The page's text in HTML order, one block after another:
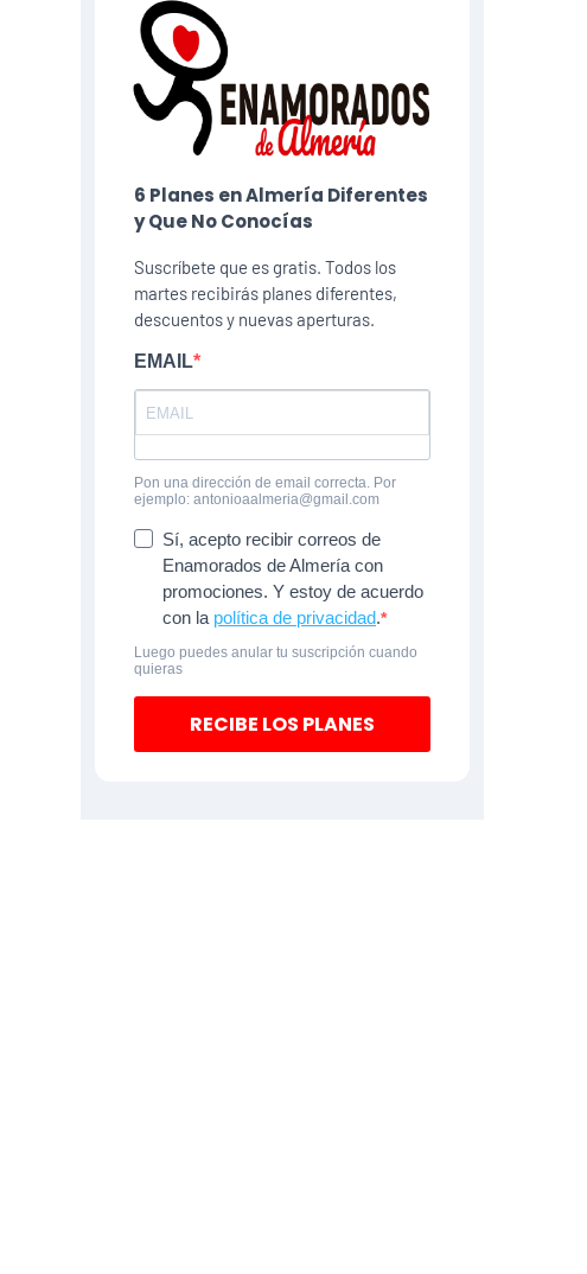
6 Planes​ en Almería Diferentes
y Que No Conocías
Suscríbete que es gratis. Todos los
martes recibirás planes diferentes,
descuentos y nuevas aperturas.
EMAIL
Pon una dirección de email correcta. Por
ejemplo: antonioaalmeria@gmail.com
Sí, acepto recibir correos de
Enamorados de Almería con
promociones. Y estoy de acuerdo
con la política de privacidad.
Luego puedes anular tu suscripción cuando
quieras
RECIBE LOS PLANES